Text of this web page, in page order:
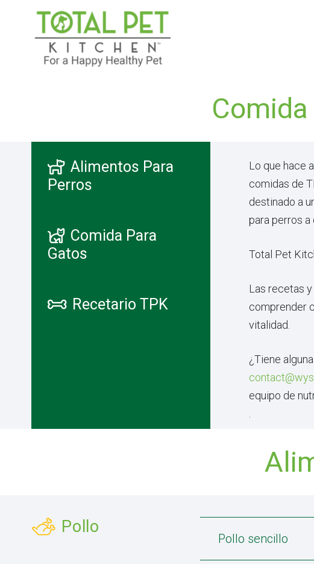
Alimentos Para
Perros
Comida Para
Gatos
Recetario TPK
Lo que hace
comidas de
destinado a
para perros a
Total Pet
Las recetas
comprender
vitalidad.
¿Tiene
equipo de
Pollo
Pollo sencillo